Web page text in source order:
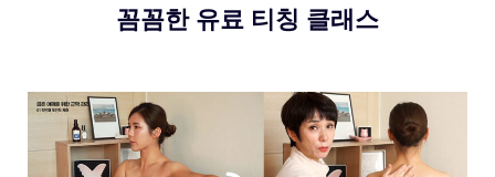
꼼꼼한 유료 티칭 클래스